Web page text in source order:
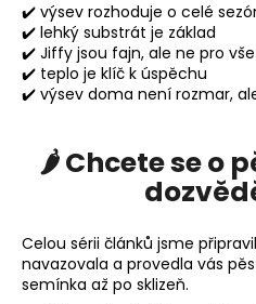
✔️ výsev rozhoduje o celé
✔️ lehký substrát je základ
✔️ Jiffy jsou fajn, ale ne pro vše
✔️ teplo je klíč k úspěchu
✔️ výsev doma není rozmar,
🌶️ Chcete se o
Celou sérii článků jsme
navazovala a provedla vás
semínka až po sklizeň.